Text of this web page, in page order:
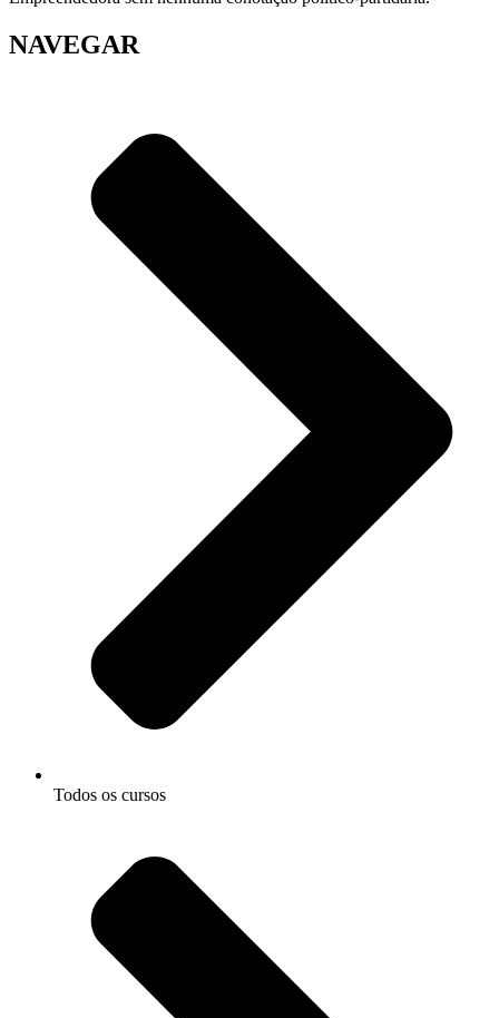
NAVEGAR
Todos os cursos